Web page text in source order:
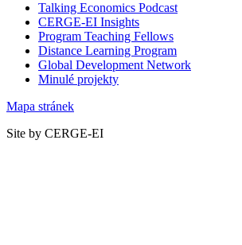
Talking Economics Podcast
CERGE-EI Insights
Program Teaching Fellows
Distance Learning Program
Global Development Network
Minulé projekty
Mapa stránek
Site by CERGE-EI